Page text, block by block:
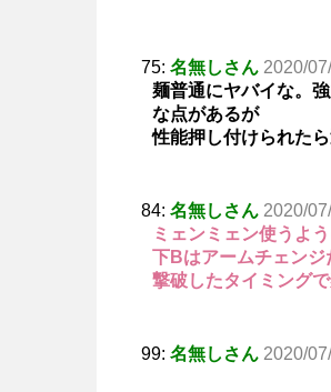
75: 名無しさん 2020/
麺普通にヤバイな。
な点があるが
性能押し付けられた
84: 名無しさん 2020/
ミェンミェン使うよ
下Bはアームチェンジ
撃破したタイミング
99: 名無しさん 2020/